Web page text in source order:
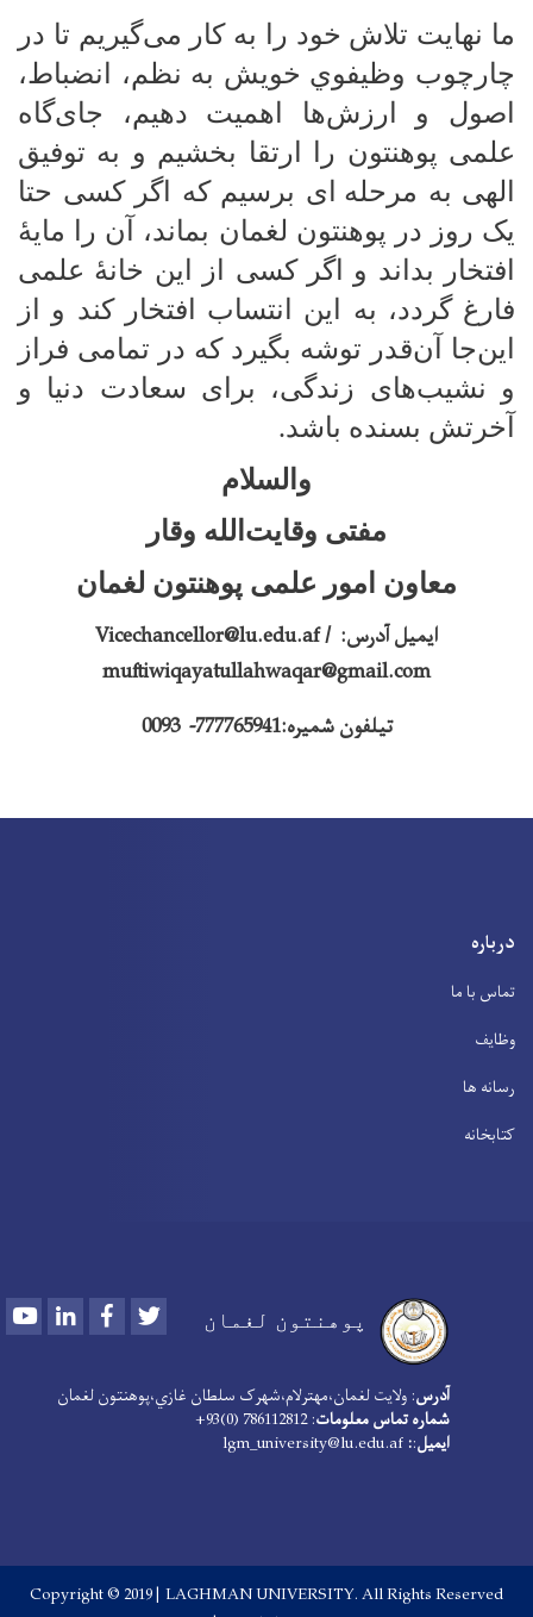
ما نهایت تلاش خود را به کار می‌گیریم تا در
چارچوب وظیفوي خویش به نظم، انضباط،
اصول و ارزش‌ها اهمیت دهیم، جای‌گاه
علمی پوهنتون را ارتقا بخشیم و به توفیق
الهی به مرحله
‌ای برسیم که اگر کسی حتا
یک روز در پوهنتون لغمان بماند، آن را مایهٔ
افتخار بداند و اگر کسی از این خانهٔ علمی
فارغ گردد، به این انتساب افتخار کند و از
این‌جا آن‌قدر توشه بگیرد که در تمامی فراز
و نشیب‌های زندگی، برای سعادت دنیا و
آخرتش بسنده باشد.
والسلام
مفتی وقایت‌الله وقار
معاون امور علمی پوهنتون لغمان
ایمیل آدرس: Vicechancellor@lu.edu.af /
muftiwiqayatullahwaqar@gmail.com
تیلفون شمیره:777765941-
0093
درباره
تماس با ما
وظایف
رسانه ها
کتابخانه
پوهنتون لغمان YoutubeLinkedInFacebook
آدرس: ولایت لغمان،مهترلام،شهرک سلطان غازي،پوهنتون لغمان
شماره تماس معلومات: 786112812 (0)93+
ایمیل:
:
Copyright © 2019 | LAGHMAN UNIVERSITY. All Rights Reserved